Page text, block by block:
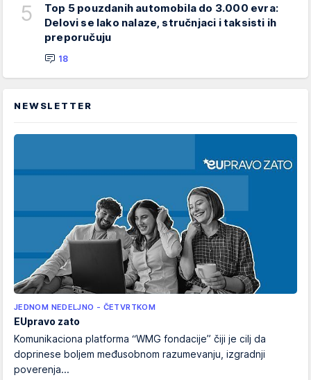
5
Top 5 pouzdanih automobila do 3.000 evra:
Delovi se lako nalaze, stručnjaci i taksisti ih
preporučuju
18
NEWSLETTER
JEDNOM NEDELJNO - ČETVRTKOM
EUpravo zato
Komunikaciona platforma “WMG fondacije” čiji je cilj da
doprinese boljem međusobnom razumevanju, izgradnji
poverenja...